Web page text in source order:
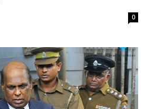
0